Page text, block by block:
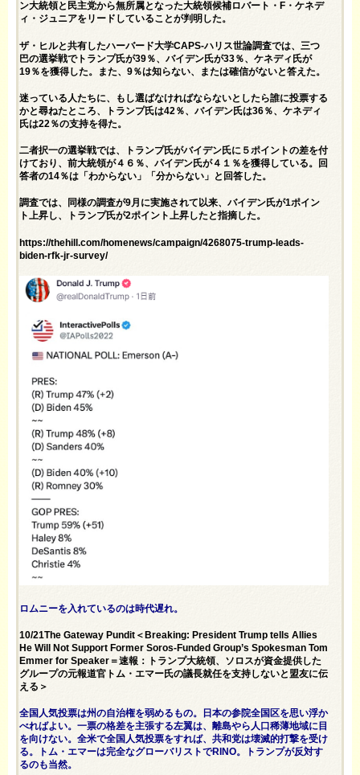
ン大統領と民主党から無所属となった大統領候補ロバート・F・ケネデ
ィ・ジュニアをリードしていることが判明した。
ザ・ヒルと共有したハーバード大学CAPS-ハリス世論調査では、三つ
巴の選挙戦でトランプ氏が39％、バイデン氏が33％、ケネディ氏が
19％を獲得した。また、9％は知らない、または確信がないと答えた。
迷っている人たちに、もし選ばなければならないとしたら誰に投票する
かと尋ねたところ、トランプ氏は42％、バイデン氏は36％、ケネディ
氏は22％の支持を得た。
二者択一の選挙戦では、トランプ氏がバイデン氏に５ポイントの差を付
けており、前大統領が４６％、バイデン氏が４１％を獲得している。回
答者の14％は「わからない」「分からない」と回答した。
調査では、同様の調査が9月に実施されて以来、バイデン氏が1ポイン
ト上昇し、トランプ氏が2ポイント上昇したと指摘した。
https://thehill.com/homenews/campaign/4268075-trump-leads-
biden-rfk-jr-survey/
ロムニーを入れているのは時代遅れ。
10/21The Gateway Pundit＜Breaking: President Trump tells Allies
He Will Not Support Former Soros-Funded Group’s Spokesman Tom
Emmer for Speaker＝速報：トランプ大統領、ソロスが資金提供した
グループの元報道官トム・エマー氏の議長就任を支持しないと盟友に伝
える＞
全国人気投票は州の自治権を弱めるもの。日本の参院全国区を思い浮か
べればよい。一票の格差を主張する左翼は、離島やら人口稀薄地域に目
を向けない。全米で全国人気投票をすれば、共和党は壊滅的打撃を受け
る。トム・エマーは完全なグローバリストでRINO。トランプが反対す
るのも当然。